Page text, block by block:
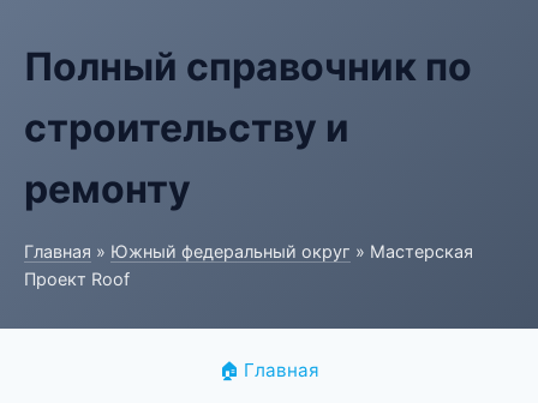
Полный справочник по
строительству и
ремонту
Главная » Южный федеральный округ » Мастерская
Проект Roof
🏠 Главная